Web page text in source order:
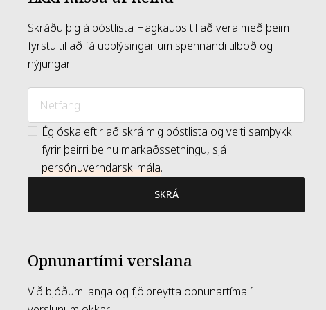
Skráðu þig á póstlista Hagkaups til að vera með þeim
fyrstu til að fá upplýsingar um spennandi tilboð og
nýjungar
Ég óska eftir að skrá mig póstlista og veiti samþykki
fyrir þeirri beinu markaðssetningu, sjá
persónuverndarskilmála.
SKRÁ
Opnunartími verslana
Við bjóðum langa og fjölbreytta opnunartíma í